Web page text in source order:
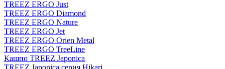
TREEZ ERGO Just
TREEZ ERGO Diamond
TREEZ ERGO Nature
TREEZ ERGO Jet
TREEZ ERGO Orien Metal
TREEZ ERGO TreeLine
Кашпо TREEZ Japonica
TREEZ Japonica серия Hikari